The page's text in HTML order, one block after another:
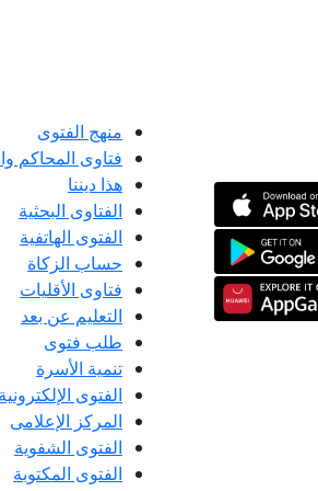
منهج الفتوى
فتاوى المحاكم
هذا ديننا
الفتاوى البحثية
الفتوى الهاتفية
حساب الزكاة
فتاوى الأقليات
التعليم عن بعد
طلب فتوى
تنمية الأسرة
الفتوى الإلكترونية
المركز الإعلامى
الفتوى الشفوية
الفتوى المكتوبة